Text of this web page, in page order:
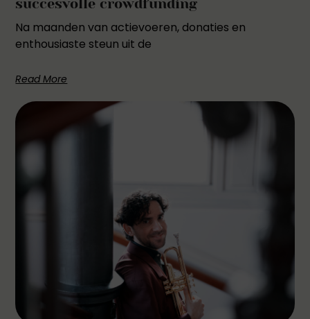
succesvolle crowdfunding
Na maanden van actievoeren, donaties en
enthousiaste steun uit de
Read More